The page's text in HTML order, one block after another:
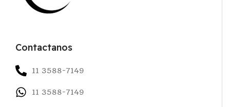
Contactanos
11 3588-7149
11 3588-7149